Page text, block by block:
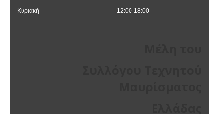
Κυριακή 12:00-18:00